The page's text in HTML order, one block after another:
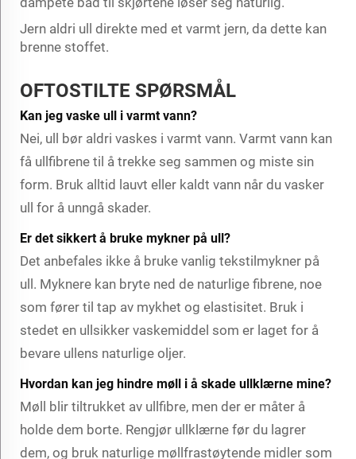
Jern aldri ull direkte med et varmt jern, da dette kan
brenne stoffet.
OFTOSTILTE SPØRSMÅL
Kan jeg vaske ull i varmt vann?
Nei, ull bør aldri vaskes i varmt vann. Varmt vann kan
få ullfibrene til å trekke seg sammen og miste sin
form. Bruk alltid lauvt eller kaldt vann når du vasker
ull for å unngå skader.
Er det sikkert å bruke mykner på ull?
Det anbefales ikke å bruke vanlig tekstilmykner på
ull. Myknere kan bryte ned de naturlige fibrene, noe
som fører til tap av mykhet og elastisitet. Bruk i
stedet en ullsikker vaskemiddel som er laget for å
bevare ullens naturlige oljer.
Hvordan kan jeg hindre møll i å skade ullklærne mine?
Møll blir tiltrukket av ullfibre, men der er måter å
holde dem borte. Rengjør ullklærne før du lagrer
dem, og bruk naturlige møllfrastøytende midler som